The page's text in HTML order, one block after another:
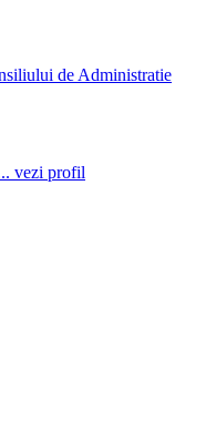
de Administratie
vezi profil